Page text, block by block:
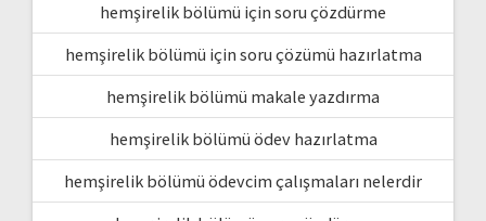
hemşirelik bölümü için soru çözdürme
hemşirelik bölümü için soru çözümü hazırlatma
hemşirelik bölümü makale yazdırma
hemşirelik bölümü ödev hazırlatma
hemşirelik bölümü ödevcim çalışmaları nelerdir